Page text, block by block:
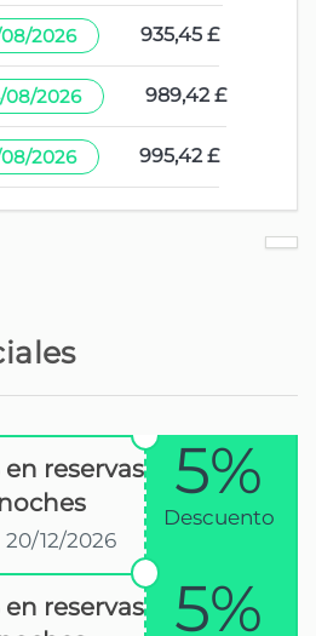
Calheta 13,8 km
Florestal do
17,5 km
Ribeira
20 km
08/2026 935,45 £
08/2026 989,42 £
08/2026 995,42 £
reservas
20/12/2026
5%
Descuento
reservas
5%